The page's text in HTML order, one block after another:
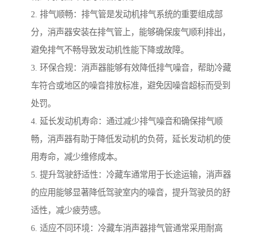
2. 排气顺畅：排气管是发动机排气系统的重要组成部
分，消声器安装在排气管上，能够确保废气顺利排出，
避免排气不畅导致发动机性能下降或故障。
3. 环保合规：消声器能够有效降低排气噪音，帮助冷藏
车符合或地区的噪音排放标准，避免因噪音超标而受到
处罚。
4. 延长发动机寿命：通过减少排气噪音和确保排气顺
畅，消声器有助于降低发动机的负荷，延长发动机的使
用寿命，减少维修成本。
5. 提升驾驶舒适性：冷藏车通常用于长途运输，消声器
的应用能够显著降低驾驶室内的噪音，提升驾驶员的舒
适性，减少疲劳感。
6. 适应不同环境：冷藏车消声器排气管通常采用耐高